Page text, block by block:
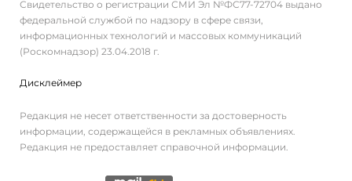
Свидетельство о регистрации СМИ Эл №ФС77-72704 выдано
федеральной службой по надзору в сфере связи,
информационных технологий и массовых коммуникаций
(Роскомнадзор) 23.04.2018 г.
Дисклеймер
Редакция не несет ответственности за достоверность
информации, содержащейся в рекламных объявлениях.
Редакция не предоставляет справочной информации.